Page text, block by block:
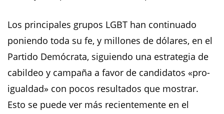
Los principales grupos LGBT han continuado
poniendo toda su fe, y millones de dólares, en el
Partido Demócrata, siguiendo una estrategia de
cabildeo y campaña a favor de candidatos «pro-
igualdad» con pocos resultados que mostrar.
Esto se puede ver más recientemente en el